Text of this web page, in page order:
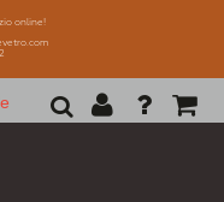
online!
e